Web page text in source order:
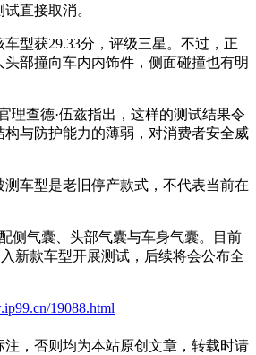
直接取消。
车型获29.33分，评级三星。不过，正
部撞向车内内饰件，侧面碰撞也有明
理查德·伍兹指出，这样的测试结果令
构与防护能力的薄弱，对消费者安全威
车型是老旧停产款式，不代表当前在
侧气囊、头部气囊与车身气囊。目前
新款车型开展测试，后续将会公布全
19088.html
注，否则均为本站原创文章，转载时请